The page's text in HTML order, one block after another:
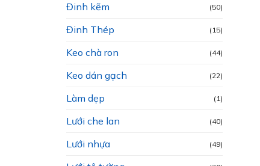
Đinh kẽm (50)
Đinh Thép (15)
Keo chà ron (44)
Keo dán gạch (22)
Làm dẹp (1)
Lưới che lan (40)
Lưới nhựa (49)